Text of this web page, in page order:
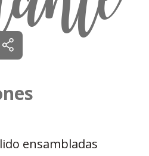
ensambladas